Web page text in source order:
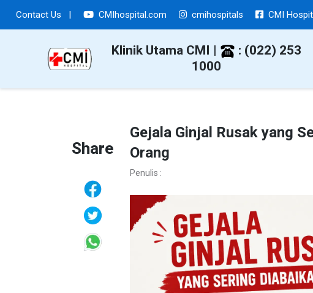
Contact Us | CMIhospital.com cmihospitals CMI
Klinik Utama CMI |
: (022) 253
1000
Share
Gejala Ginjal Rusak yang
Orang
Penulis :